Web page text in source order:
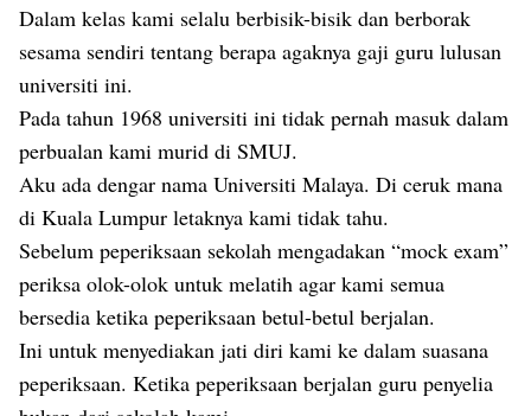
Dalam kelas kami selalu berbisik-bisik dan berborak
sesama sendiri tentang berapa agaknya gaji guru lulusan
universiti ini.
Pada tahun 1968 universiti ini tidak pernah masuk dalam
perbualan kami murid di SMUJ.
Aku ada dengar nama Universiti Malaya. Di ceruk mana
di Kuala Lumpur letaknya kami tidak tahu.
Sebelum peperiksaan sekolah mengadakan “mock exam”
periksa olok-olok untuk melatih agar kami semua
bersedia ketika peperiksaan betul-betul berjalan.
Ini untuk menyediakan jati diri kami ke dalam suasana
peperiksaan. Ketika peperiksaan berjalan guru penyelia